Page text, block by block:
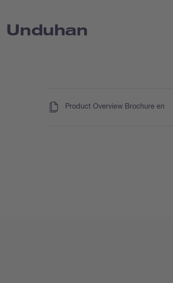
Unduhan
Product Overview Brochure en